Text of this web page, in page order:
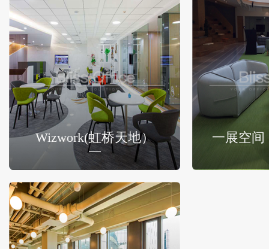
Wizwork(虹桥天地） 一展空间